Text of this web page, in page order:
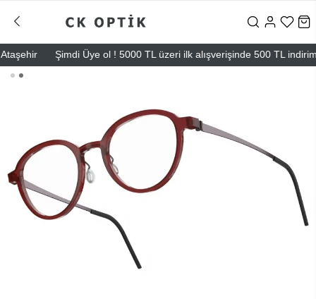
Şimdi Üye ol ! 5000 TL üzeri ilk alışverişinde 500 TL indirim